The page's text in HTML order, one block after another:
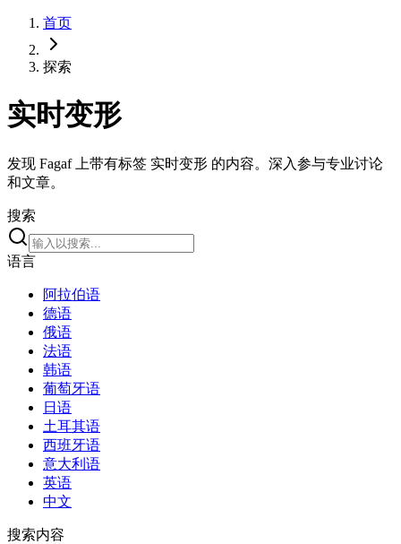
首页
探索
实时变形
发现 Fagaf 上带有标签 实时变形 的内容。深入参与专业讨论
和文章。
搜索
语言
阿拉伯语
德语
俄语
法语
韩语
葡萄牙语
日语
土耳其语
西班牙语
意大利语
英语
中文
搜索内容